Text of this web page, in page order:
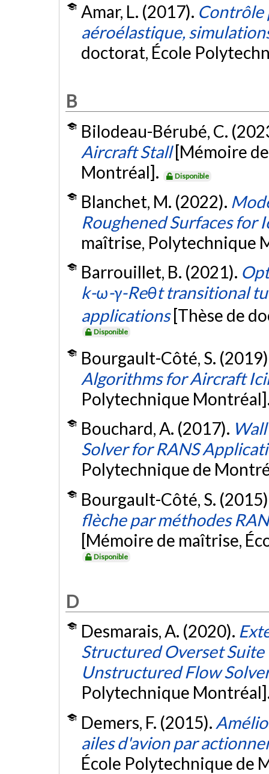
Amar, L. (2017). Contrôle
aéroélastique,
doctorat, École
B
Bilodeau-Bérubé, C.
Aircraft Stall [Mémoire
Montréal].
Disponible
Blanchet, M. (2022).
Roughened Surfaces for
maîtrise, Polytechnique
Barrouillet, B. (2021).
k-ω-γ-Reθt transitional
applications [Thèse de
Disponible
Bourgault-Côté, S.
Algorithms for Aircraft
Polytechnique
Bouchard, A. (2017).
Solver for RANS
Polytechnique de
Bourgault-Côté, S.
flèche par méthodes
[Mémoire de maîtrise,
Disponible
D
Desmarais, A. (2020).
Structured Overset
Unstructured Flow
Polytechnique
Demers, F. (2015).
ailes d'avion par
École Polytechnique de